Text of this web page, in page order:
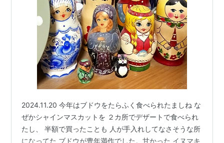
2024.11.20 今年はブドウをたらふく食べられたましね な
ぜかシャインマスカットを ２カ所でデザートで食べられ
たし、 半額で買ったことも 人が手入れしてなさそうな所
になってた ブドウが豊年満作でした。甘かった イヌマキ